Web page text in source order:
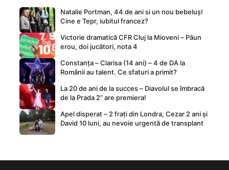
Natalie Portman, 44 de ani si un nou bebeluș!
Cine e Tepr, iubitul francez?
Victorie dramatică CFR Cluj la Mioveni – Păun
erou, doi jucători, nota 4
Constanța – Clarisa (14 ani) – 4 de DA la
Românii au talent. Ce sfaturi a primit?
La 20 de ani de la succes – Diavolul se îmbracă
de la Prada 2” are premiera!
Apel disperat – 2 frați din Londra, Cezar 2 ani și
David 10 luni, au nevoie urgentă de transplant